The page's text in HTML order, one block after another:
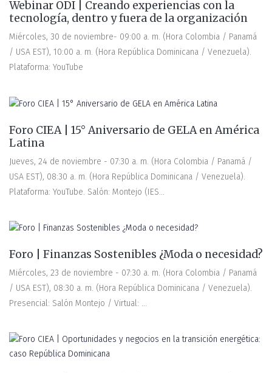
Webinar ODI | Creando experiencias con la
tecnología, dentro y fuera de la organización
Miércoles, 30 de noviembre- 09:00 a. m. (Hora Colombia / Panamá
/ USA EST), 10:00 a. m. (Hora República Dominicana / Venezuela).
Plataforma: YouTube
Foro CIEA | 15° Aniversario de GELA en América
Latina
Jueves, 24 de noviembre - 07:30 a. m. (Hora Colombia / Panamá /
USA EST), 08:30 a. m. (Hora República Dominicana / Venezuela).
Plataforma: YouTube. Salón: Montejo (IES...
Foro | Finanzas Sostenibles ¿Moda o necesidad?
Miércoles, 23 de noviembre - 07:30 a. m. (Hora Colombia / Panamá
/ USA EST), 08:30 a. m. (Hora República Dominicana / Venezuela).
Presencial: Salón Montejo / Virtual: ...